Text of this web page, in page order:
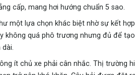
cấp, mang hơi hướng chuẩn 5 sao.
một lựa chọn khác biệt nhờ sự kết
không quá phô trương nhưng đủ để
ít chủ xe phải cân nhắc. Thị trường